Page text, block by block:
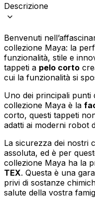
Descrizione
Benvenuti
collezione Maya: la
funzionalità, stile e
tappeti a pelo corto
cui la funzionalità si
Uno dei principali punti
collezione Maya è la
corto, questi tappeti
adatti ai moderni robot
La sicurezza dei nostri
assoluta, ed è per
collezione Maya ha la
TEX. Questa è una
privi di sostanze
salute della vostra